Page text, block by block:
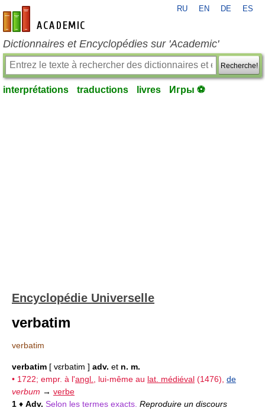
fr-academic.com
RU EN DE ES
Dictionnaires et Encyclopédies sur 'Academic'
Recherche!
interprétations traductions livres Игры ⚽
Encyclopédie Universelle
verbatim
verbatim
verbatim [ vɛrbatim ] adv. et n. m.
• 1722; empr. à l'angl. , lui-même au lat. médiéval (1476), de
verbum → verbe
1 ♦ Adv. Selon les termes exacts. Reproduire un discours